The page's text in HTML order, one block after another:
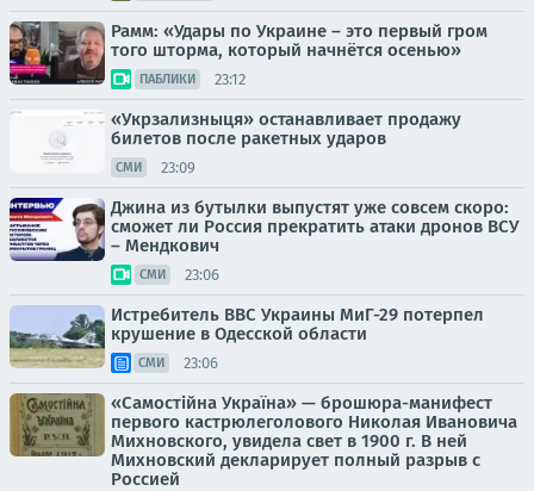
Рамм: «Удары по Украине – это первый гром
того шторма, который начнётся осенью»
ПАБЛИКИ 23:12
«Укрзализныця» останавливает продажу
билетов после ракетных ударов
СМИ 23:09
Джина из бутылки выпустят уже совсем скоро:
сможет ли Россия прекратить атаки дронов ВСУ
– Мендкович
СМИ 23:06
Истребитель ВВС Украины МиГ-29 потерпел
крушение в Одесской области
СМИ 23:06
«Самостійна Україна» — брошюра-манифест
первого кастрюлеголового Николая Ивановича
Михновского, увидела свет в 1900 г. В ней
Михновский декларирует полный разрыв с
Россией